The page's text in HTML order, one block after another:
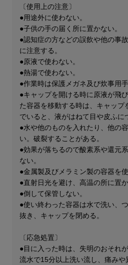
〔使用上の注意〕
●用途外に使わない。
●子供の手の届く所に置かない。
●認知症の方などの誤飲や他の事
に注意する。
●原液で使わない。
●熱湯で使わない。
●作業時は保護メガネ及び炊事用
●キャップを開ける時に原液が飛
た容器を移動する時は、キャップ
でいると、液がはねて目や皮ふに
●水や他のものを入れたり、他の
い。破裂することがある。
●効果が落ちるので酸素系や還元
ない。
●金属製及びメラミン製の容器を使
●直射日光を避け、高温の所に置か
●倒して保管しない。
●使い終わった容器は水で洗い、
抜き、キャップを閉める。
〔応急処置〕
●目に入った時は、失明のおそれ
流水で15分以上洗い流し、痛み